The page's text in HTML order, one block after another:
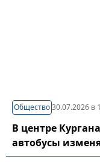
Общество30.07.2026 в
В центре
автобусы